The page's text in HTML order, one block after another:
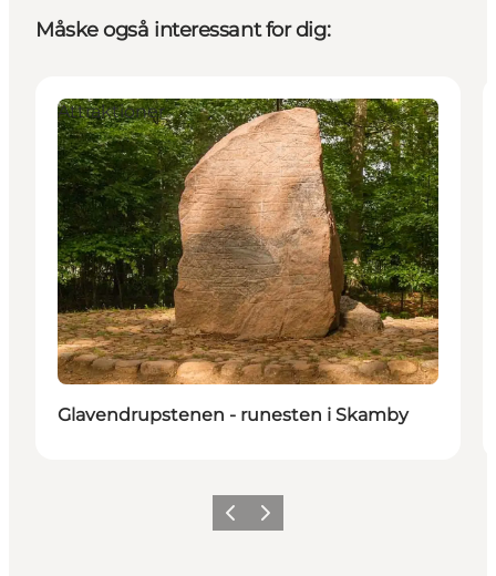
Måske også interessant for dig:
Attraktioner
Glavendrupstenen - runesten i Skamby
Forrige billede
Næste billede